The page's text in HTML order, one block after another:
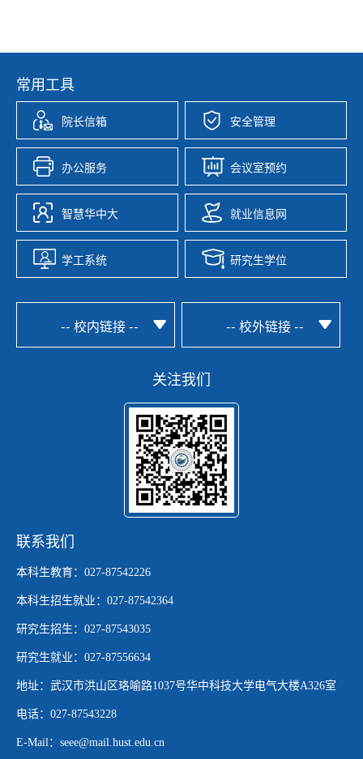
常用工具
院长信箱 安全管理
办公服务 会议室预约
智慧华中大 就业信息网
学工系统 研究生学位
-- 校内链接 -- -- 校外链接 --
关注我们
联系我们
本科生教育：027-87542226
本科生招生就业：027-87542364
研究生招生：027-87543035
研究生就业：027-87556634
地址：武汉市洪山区珞喻路1037号华中科技大学电气大楼A326室
电话：027-87543228
E-Mail：seee@mail.hust.edu.cn